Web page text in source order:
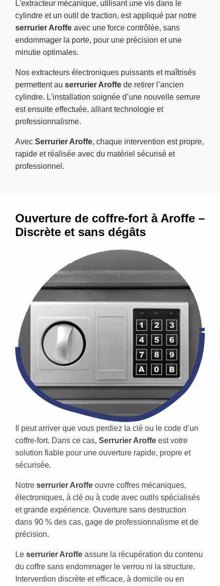
L'extracteur mécanique, utilisant une vis dans le
cylindre et un outil de traction, est appliqué par notre
serrurier Aroffe avec une force contrôlée, sans
endommager la porte, pour une précision et une
minutie optimales.
Nos extracteurs électroniques puissants et maîtrisés
permettent au serrurier Aroffe de retirer l’ancien
cylindre. L'installation soignée d’une nouvelle serrure
est ensuite effectuée, alliant technologie et
professionnalisme.
Avec Serrurier Aroffe, chaque intervention est propre,
rapide et réalisée avec du matériel sécurisé et
professionnel.
Ouverture de coffre-fort à Aroffe –
Discrète et sans dégâts
Il peut arriver que vous perdiez la clé ou le code d’un
coffre-fort. Dans ce cas, Serrurier Aroffe est votre
solution fiable pour une ouverture rapide, propre et
sécurisée.
Notre serrurier Aroffe ouvre coffres mécaniques,
électroniques, à clé ou à code avec outils spécialisés
et grande expérience. Ouverture sans destruction
dans 90 % des cas, gage de professionnalisme et de
précision.
Le serrurier Aroffe assure la récupération du contenu
du coffre sans endommager le verrou ni la structure.
Intervention discrète et efficace, à domicile ou en